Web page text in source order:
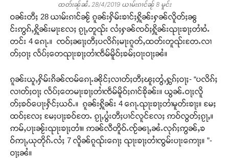
ထတ်းၼႂ်ၼႆႉ 28/4/2019 ယၢမ်းၵၢင်ၼႂ် 8 မူင်း
ဝၼ်းတီႈ 28 ယၢမ်းၵၢင်ၼႂ် ၵူၼ်းႁိမ်းၶၢင်ႈႁိူၼ်းႁၼ်လိူတ်ႈၼွ
င်းဢွၵ်ႇႁိူၼ်းမႃးလႄႈ ၵႂႃႇတူၺ်း လႆႈႁၼ်ၸဝ်ႈႁိူၼ်းၺႃးၶႃႈတၢႆဝႆႉ
တင်း 4 ၵေႃႉ။ ၸဝ်ႈၼႃႈတီႈပလိၵ်ႈမႃးၵူတ်ႇထတ်းတူၺ်းတႄႉလၢ
တ်ႈဝႃႈ လႅပ်ႈတေၺႃးၶႃႈတၢႆၸဵမ်မိူဝ်ႈၶမ်ႈဝႃးဝႃႈၼႆ။
ၵူၼ်းယူႇႁိမ်းၵိၼ်ၸမ်ၵေႃႉၼိုင်ႈလၢတ်ႈတီႈၽူႈတွႆႇႁွၵ်ႈဝႃႈ- “ပလိၵ်ႈ
လၢတ်ႈဝႃႈ လႅပ်ႈတေမႃးၶႃႈတၢႆၸဵမ်မိူဝ်ႈၵၢင်ၶိုၼ်း။ ယွၼ်ႉဝႃႈလိူ
တ်ႈၶဝ်ပေႃးႁႅင်ႈယဝ်ႉ။ ၵူၼ်းႁိူၼ်း 4 ၵေႃႉၺႃးၶႃႈတၢႆမူတ်းၶႃႈ။ မႄႈ
ထဝ်ႈလႄႈ မႄႈပႃႈၶဝ်တႄႉ ၵႂႃႇပွႆးတီႈပၢင်လူင်လႄႈ ဢဝ်လွတ်ႈၵႂႃႇ။
ဢမ်ႇပႃးၼႂ်းၺႃးၶႃႈတၢႆ။ ဢၼ်လီတိူဝ်ႉၸႂ်ၼႃႇၼႆႉလုၵ်ႈဢွၼ်ႇၶ
ဝ်ဢႃႇယုတိုၵ်ႉလႆႈ 7 လိူၼ်ၵူၺ်းၵေႃႈ ၺႃးၶႃႈတၢႆၸွမ်းပႃးဢေႃႈ။ ”-
ဝႃႈၼႆ။